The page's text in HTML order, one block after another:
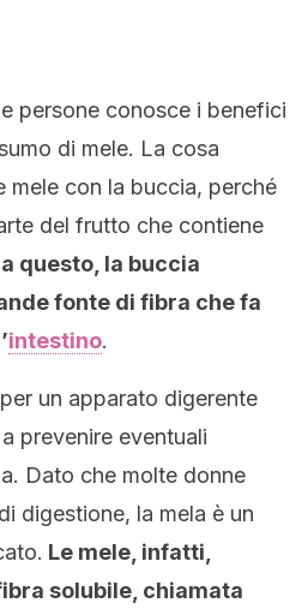
persone conosce i benefici
di mele. La cosa
mele con la buccia, perché
del frutto che contiene
questo, la buccia
fonte di fibra che fa
intestino.
un apparato digerente
prevenire eventuali
Dato che molte donne
digestione, la mela è un
Le mele, infatti,
solubile, chiamata